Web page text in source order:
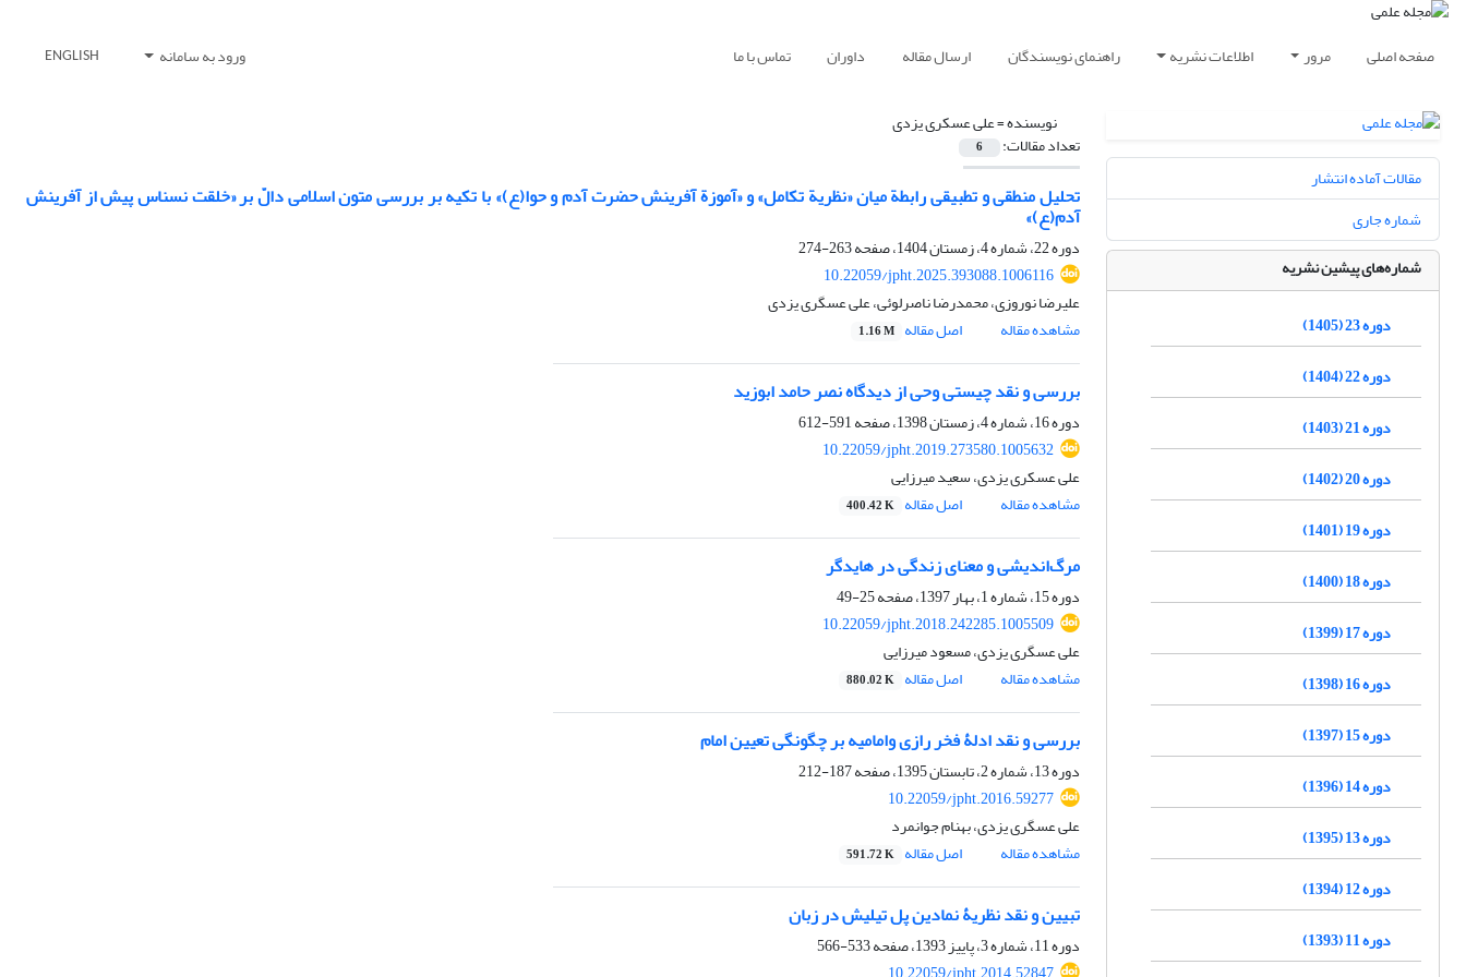
صفحه اصلی مرور اطلاعات نشریه راهنمای نویسندگان ارسال مقاله داوران تماس با ما ورود به سامانه ENGLISH
نویسنده =علی عسکری یزدی
تعداد مقالات: 6
تحلیل منطقی و تطبیقی رابطة میان «نظریة تکامل» و «آموزة آفرینش حضرت آدم و حوا(ع)» با تکیه بر بررسی متون اسلامی دالّ بر «خلقت نسناس پیش‌ از آفرینش
آدم(ع)»
دوره 22، شماره 4، زمستان 1404، صفحه
263-274
10.22059/jpht.2025.393088.1006116
علیرضا نوروزی، محمدرضا ناصرلوئی، علی عسگری یزدی
مشاهده مقاله
اصل مقاله 1.16 M
بررسی و نقد چیستی وحی از دیدگاه نصر حامد ابوزید
دوره 16، شماره 4، زمستان 1398، صفحه
591-612
10.22059/jpht.2019.273580.1005632
علی عسکری یزدی، سعید میرزایی
مشاهده مقاله
اصل مقاله 400.42 K
مرگ‌اندیشی و معنای زندگی در هایدگر
دوره 15، شماره 1، بهار 1397، صفحه
25-49
10.22059/jpht.2018.242285.1005509
علی عسگری یزدی، مسعود میرزایی
مشاهده مقاله
اصل مقاله 880.02 K
بررسی و نقد ادلۀ فخر رازی وامامیه بر چگونگی تعیین امام
دوره 13، شماره 2، تابستان 1395، صفحه
187-212
10.22059/jpht.2016.59277
علی عسگری یزدی، بهنام جوانمرد
مشاهده مقاله
اصل مقاله 591.72 K
تبیین و نقد نظریۀ نمادین پل تیلیش در زبان
دوره 11، شماره 3، پاییز 1393، صفحه
533-566
مقالات آماده انتشار
شماره جاری
شماره‌های پیشین نشریه
دوره 23 (1405)
دوره 22 (1404)
دوره 21 (1403)
دوره 20 (1402)
دوره 19 (1401)
دوره 18 (1400)
دوره 17 (1399)
دوره 16 (1398)
دوره 15 (1397)
دوره 14 (1396)
دوره 13 (1395)
دوره 12 (1394)
دوره 11 (1393)